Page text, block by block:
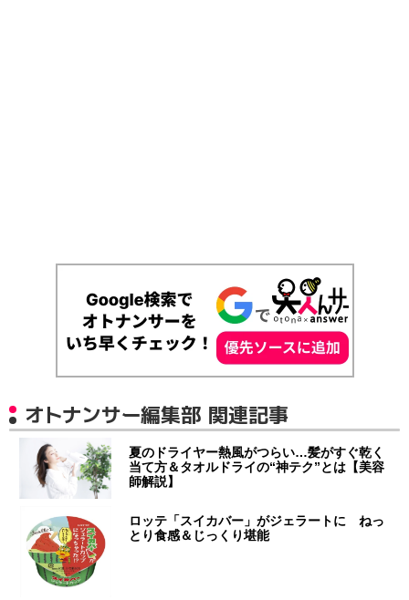
オトナンサー編集部 関連記事
夏のドライヤー熱風がつらい…髪がすぐ乾く
当て方＆タオルドライの“神テク”とは【美容
師解説】
ロッテ「スイカバー」がジェラートに ねっ
とり食感＆じっくり堪能